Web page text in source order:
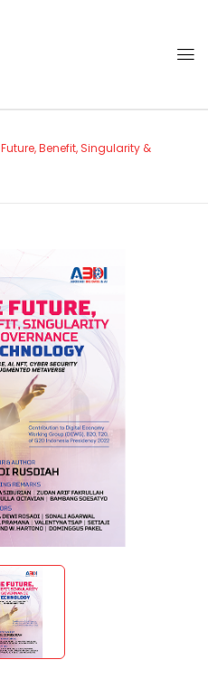
Future, Benefit, Singularity &